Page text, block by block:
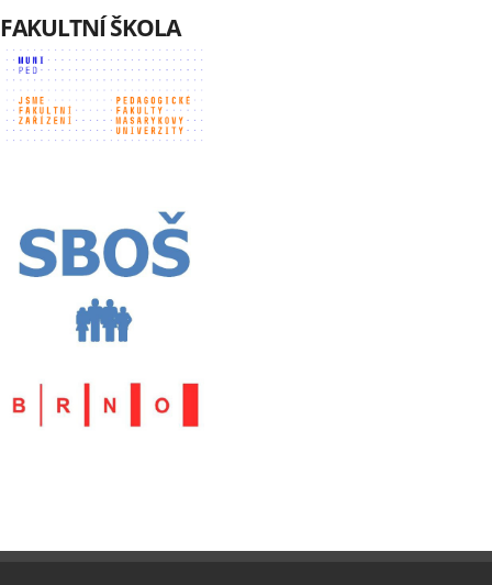
FAKULTNÍ ŠKOLA